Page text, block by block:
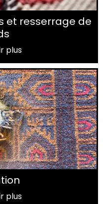
et resserrage de
plus
plus